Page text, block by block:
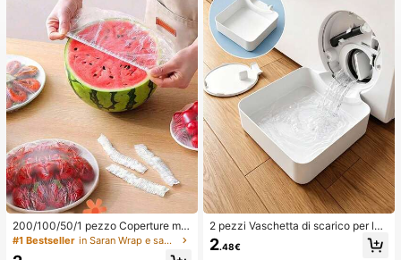
200/100/50/1 pezzo Coperture mo
nouso in pellicola trasparente per al
imenti, Coperture per doccia, Sacc
#1 Bestseller in Saran Wrap e sacchetti di plastica
2 pezzi Vaschetta di scarico per lav
atrice, Tappetino di protezione imp
ermeabile per pavimento della lava
2.48€